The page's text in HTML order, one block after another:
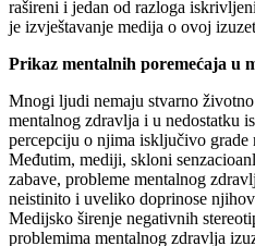
rašireni i jedan od razloga
je izvještavanje medija o ovoj
Prikaz mentalnih poremećaja u
Mnogi ljudi nemaju stvarno
mentalnog zdravlja i u nedostatku
percepciju o njima isključivo grade
Međutim, mediji, skloni
zabave, probleme mentalnog
neistinito i uveliko doprinose
Medijsko širenje negativnih
problemima mentalnog zdravlja